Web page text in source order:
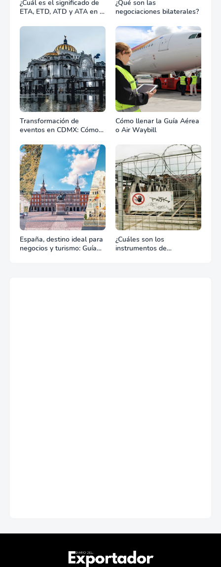
¿Cuál es el significado de
ETA, ETD, ATD y ATA en el
¿Qué son las
negociaciones bilaterales?
Transformación de
eventos en CDMX: Cómo
equipos define el éxito de
tu celebración
Cómo llenar la Guía Aérea
o Air Waybill
España, destino ideal para
negocios y turismo: Guía
¿Cuáles son los
instrumentos de